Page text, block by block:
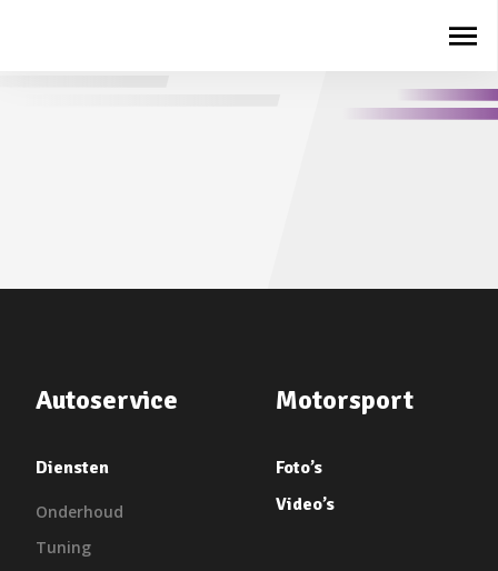
Autoservice
Diensten
Onderhoud
Tuning
Motorsport
Foto’s
Video’s